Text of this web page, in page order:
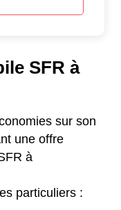
SFR à
sur son
une offre
à
particuliers :